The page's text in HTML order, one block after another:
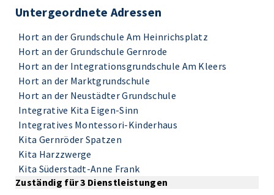
Untergeordnete Adressen
Hort an der Grundschule Am Heinrichsplatz
Hort an der Grundschule Gernrode
Hort an der Integrationsgrundschule Am Kleers
Hort an der Marktgrundschule
Hort an der Neustädter Grundschule
Integrative Kita Eigen-Sinn
Integratives Montessori-Kinderhaus
Kita Gernröder Spatzen
Kita Harzzwerge
Kita Süderstadt-Anne Frank
Zuständig für 3 Dienstleistungen